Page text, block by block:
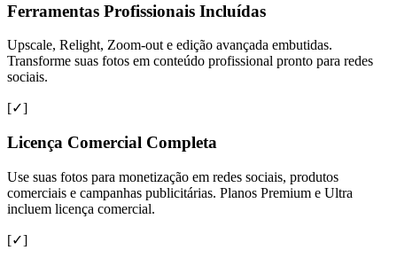
Ferramentas Profissionais Incluídas
Upscale, Relight, Zoom-out e edição avançada embutidas.
Transforme suas fotos em conteúdo profissional pronto para redes
sociais.
[✓]
Licença Comercial Completa
Use suas fotos para monetização em redes sociais, produtos
comerciais e campanhas publicitárias. Planos Premium e Ultra
incluem licença comercial.
[✓]